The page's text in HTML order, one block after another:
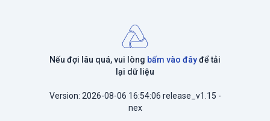
Nếu đợi lâu quá, vui lòng bấm vào đâyđể tải
lại dữ liệu
Version: 2026-08-06 16:54:06 release_v1.15 -
nex